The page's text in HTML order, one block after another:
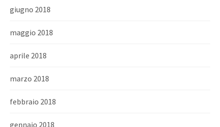
giugno 2018
maggio 2018
aprile 2018
marzo 2018
febbraio 2018
gennaio 2018